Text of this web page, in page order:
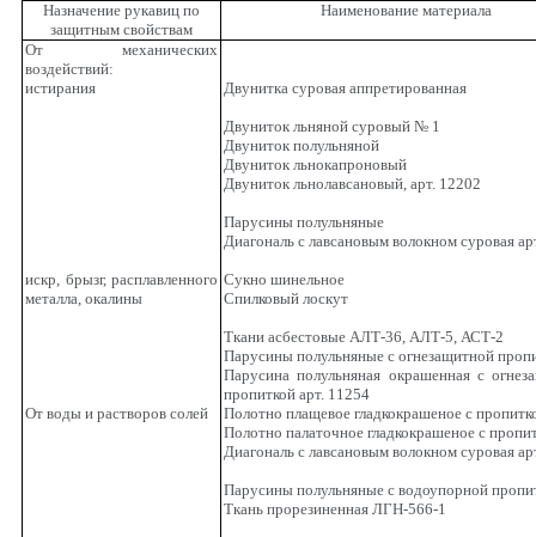
Назначение рукавиц по
защитным свойствам
Наименование материала
От механических
воздействий:
истирания
Двунитка суровая аппретированная
Двуниток льняной суровый № 1
Двуниток полульняной
Двуниток льнокапроновый
Двуниток льнолавсановый, арт. 12202
Парусины полульняные
Диагональ с лавсановым волокном суровая
искр, брызг, расплавленного
металла, окалины
Сукно шинельное
Спилковый лоскут
Ткани асбестовые АЛТ-36, АЛТ-5, АСТ-2
Парусины полульняные с огнезащитной
Парусина полульняная окрашенная с
пропиткой арт. 11254
От воды и растворов солей
Полотно плащевое гладкокрашеное с
Полотно палаточное гладкокрашеное с
Диагональ с лавсановым волокном суровая
Парусины полульняные с водоупорной
Ткань прорезиненная ЛГН-566-1